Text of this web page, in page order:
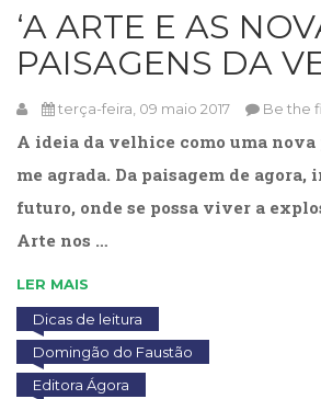
(66)
Literatura
Erótica
Literatura,
Ficção,
Ensaios
Obras
de
(48)
PNL
(Programação
Neurolingüística)
(41)
‘A ARTE E AS
PAISAGENS DA
terça-feira, 09 maio 2017 Be the
A ideia da velhice como uma
me agrada. Da paisagem de agora,
futuro, onde se possa viver a
Arte nos …
LER MAIS
Dicas de leitura
Domingão do Faustão
Editora Ágora